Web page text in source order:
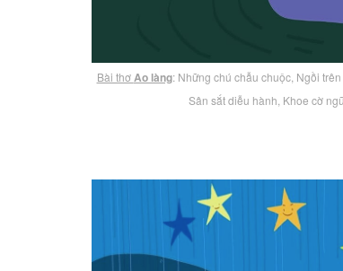
Bài thơAo làng: Những chú chẫu chuộc, Ngồi
Sân sắt diễu hành, Khoe cờ